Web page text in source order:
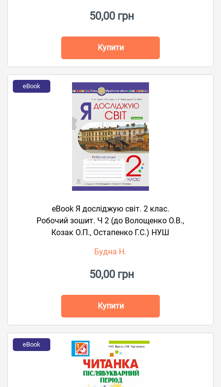
50,00 грн
Купити
eBook
eBook Я досліджую світ. 2 клас.
Робочий зошит. Ч 2 (до Волощенко О.В.,
Козак О.П., Остапенко Г.С.) НУШ
Будна Н.
50,00 грн
Купити
eBook